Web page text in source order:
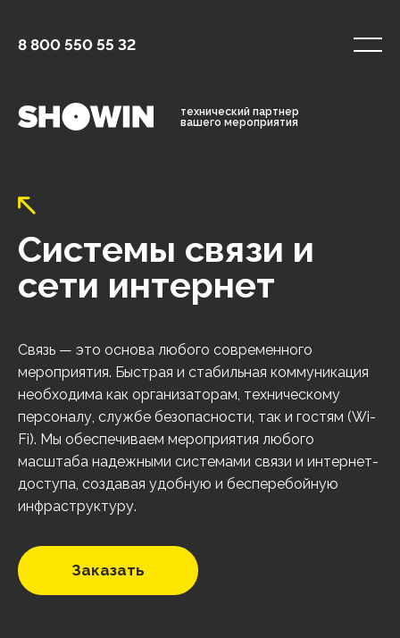
технический партнер
вашего мероприятия
8 800 550 55 32
Системы связи и
сети интернет
Связь — это основа любого современного
мероприятия. Быстрая и стабильная коммуникация
необходима как организаторам, техническому
персоналу, службе безопасности, так и гостям (Wi-
Fi). Мы обеспечиваем мероприятия любого
масштаба надежными системами связи и интернет-
доступа, создавая удобную и бесперебойную
инфраструктуру.
Заказать